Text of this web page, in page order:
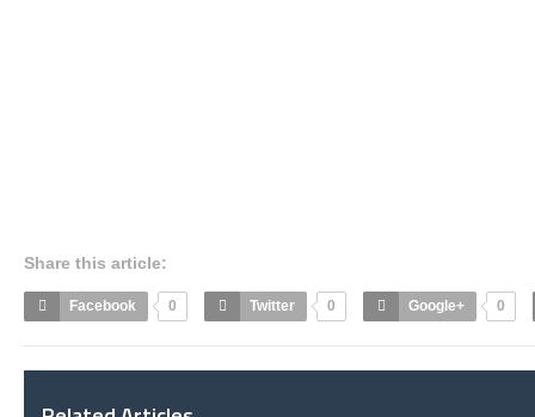
Share this article:
Facebook 0 Twitter 0 Google+ 0